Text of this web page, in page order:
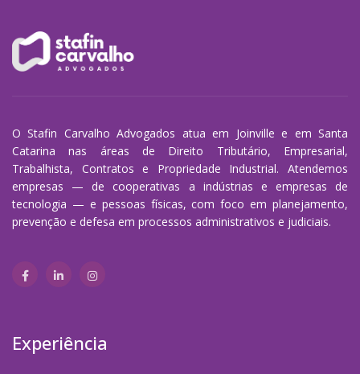
O Stafin Carvalho Advogados atua em Joinville e em Santa
Catarina nas áreas de Direito Tributário, Empresarial,
Trabalhista, Contratos e Propriedade Industrial. Atendemos
empresas — de cooperativas a indústrias e empresas de
tecnologia — e pessoas físicas, com foco em planejamento,
prevenção e defesa em processos administrativos e judiciais.
Experiência